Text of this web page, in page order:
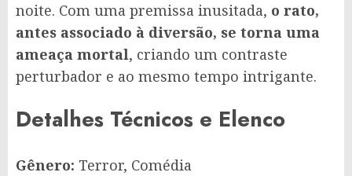
noite. Com uma premissa inusitada, o rato,
antes associado à diversão, se torna uma
ameaça mortal, criando um contraste
perturbador e ao mesmo tempo intrigante.
Detalhes Técnicos e Elenco
Gênero: Terror, Comédia